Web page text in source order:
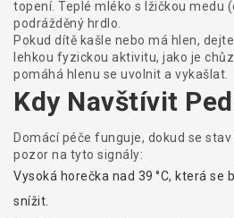
topení. Teplé mléko s lžičkou medu
podrážděný hrdlo.
Pokud dítě kašle nebo má hlen,
lehkou fyzickou aktivitu, jako je
pomáhá hlenu se uvolnit a vykašlat.
Kdy Navštívit
Domácí péče funguje, dokud se
pozor na tyto signály:
Vysoká horečka nad 39 °C, která se
snížit.